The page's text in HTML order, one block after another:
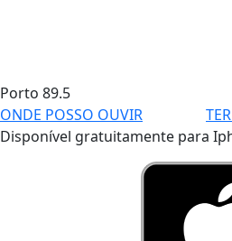
Porto 89.5
ONDE POSSO OUVIR
Disponível gratuitamente para